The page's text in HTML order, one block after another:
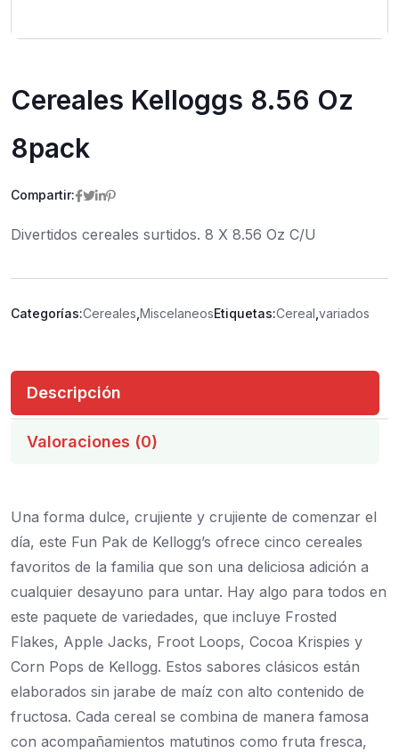
Cereales Kelloggs 8.56 Oz
8pack
Compartir:
Divertidos cereales surtidos. 8 X 8.56 Oz C/U
Categorías:Cereales MiscelaneosEtiquetas:Cereal variados
Descripción
Valoraciones (0)
Una forma dulce, crujiente y crujiente de comenzar el
día, este Fun Pak de Kellogg’s ofrece cinco cereales
favoritos de la familia que son una deliciosa adición a
cualquier desayuno para untar. Hay algo para todos en
este paquete de variedades, que incluye Frosted
Flakes, Apple Jacks, Froot Loops, Cocoa Krispies y
Corn Pops de Kellogg. Estos sabores clásicos están
elaborados sin jarabe de maíz con alto contenido de
fructosa. Cada cereal se combina de manera famosa
con acompañamientos matutinos como fruta fresca,